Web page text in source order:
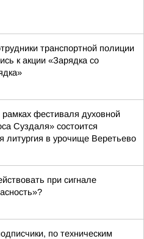
транспортной полиции
к акции «Зарядка со
фестиваля духовной
Суздаля» состоится
литургия в урочище Веретьево
при сигнале
по техническим